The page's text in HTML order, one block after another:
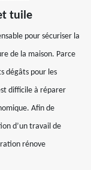
tuile
pour sécuriser la
de la maison. Parce
dégâts pour les
difficile à réparer
Afin de
d’un travail de
rénove